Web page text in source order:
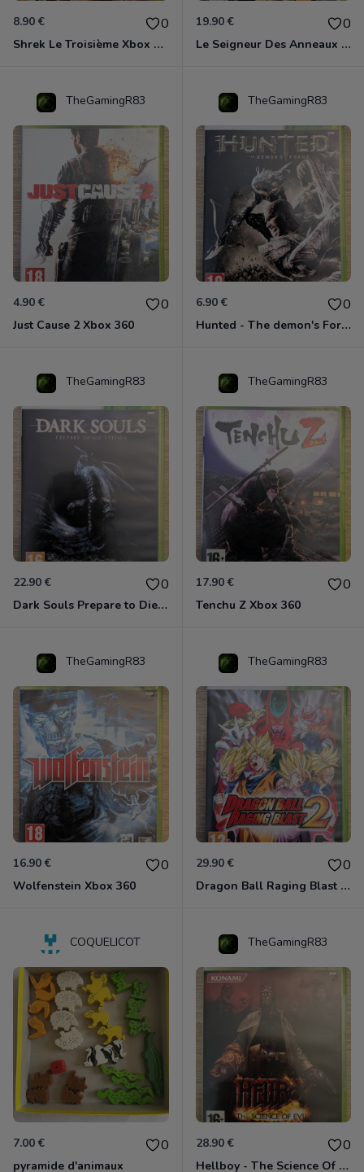
8.90 € 0
Shrek Le Troisième Xbox 360
19.90 € 0
Le Seigneur Des Anneaux - L'âge Des Conquêtes Xbox 360
TheGamingR83
4.90 € 0
Just Cause 2 Xbox 360
TheGamingR83
6.90 € 0
Hunted - The demon's Forge Xbox 360 (Complet CIB)
TheGamingR83
22.90 € 0
Dark Souls Prepare to Die Edition XBOX 360
TheGamingR83
17.90 € 0
Tenchu Z Xbox 360
TheGamingR83
16.90 € 0
Wolfenstein Xbox 360
TheGamingR83
29.90 € 0
Dragon Ball Raging Blast 2 Xbox 360
COQUELICOT
7.00 € 0
pyramide d'animaux
TheGamingR83
28.90 € 0
Hellboy - The Science Of Evil Xbox 360